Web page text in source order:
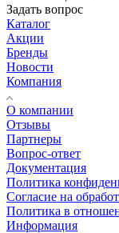
Задать вопрос
Каталог
Акции
Бренды
Новости
Компания
О компании
Отзывы
Партнеры
Вопрос-ответ
Документация
Политика
Согласие на
Политика в
Информация